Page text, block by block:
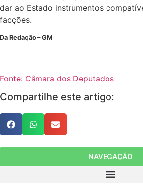
dar ao Estado instrumentos
facções.
Da Redação – GM
Fonte: Câmara dos Deputados
Compartilhe este artigo:
NAVEGAÇÃO